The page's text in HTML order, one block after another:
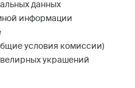
данных
информации
условия комиссии)
украшений